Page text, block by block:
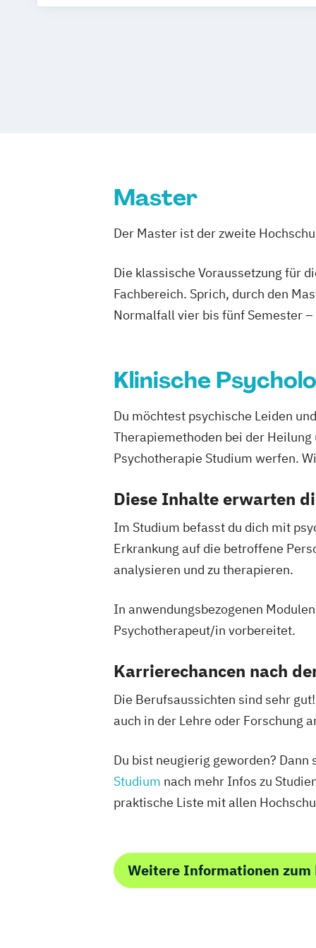
Schwentinental / Kiel Stein /
Psychologisches Empowerment
Wirtschaftspsychologie mit
Master
Der Master ist der zweite
Die klassische Voraussetzung für
Fachbereich. Sprich, durch den
Normalfall vier bis fünf Semester
Klinische
Du möchtest psychische Leiden
Therapiemethoden bei der
Psychotherapie Studium werfen.
Diese Inhalte erwarten
Im Studium befasst du dich mit
Erkrankung auf die betroffene
analysieren und zu therapieren.
In anwendungsbezogenen
Psychotherapeut/in vorbereitet.
Karrierechancen nach
Die Berufsaussichten sind sehr
auch in der Lehre oder Forschung
Du bist neugierig geworden?
Studium nach mehr Infos zu
praktische Liste mit allen
Weitere Informationen zum